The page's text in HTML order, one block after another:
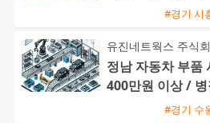
#경기 시
유진네트웍스 주식
정남 자동차 부품
400만원 이상 /
#경기 수